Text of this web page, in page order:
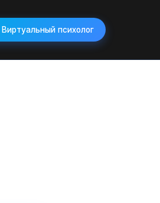
Виртуальный психолог